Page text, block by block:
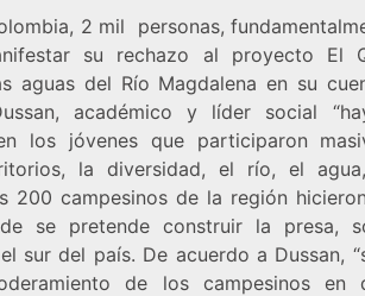
2 mil personas,
su rechazo al proyecto El
aguas del Río Magdalena en su
académico y líder social
los jóvenes que participaron
la diversidad, el río, el
200 campesinos de la región
se pretende construir la presa,
sur del país. De acuerdo a Dussan,
de los campesinos en